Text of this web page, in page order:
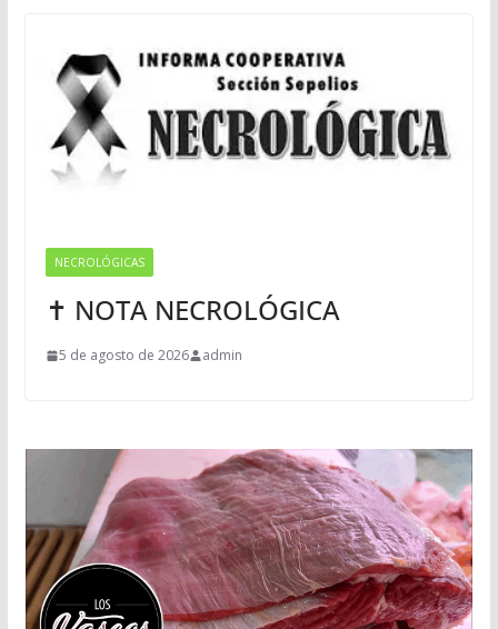
NECROLÓGICAS
✝ NOTA NECROLÓGICA
5 de agosto de 2026 admin